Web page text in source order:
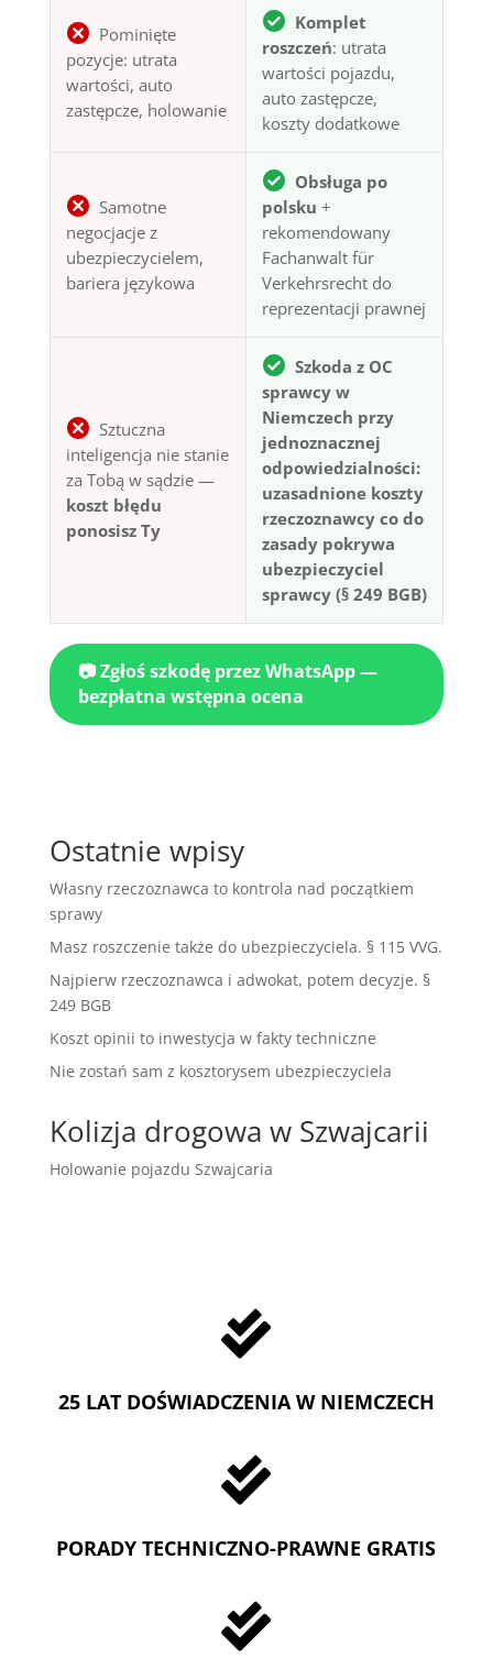
Pominięte
pozycje: utrata
wartości, auto
zastępcze, holowanie
Komplet
roszczeń: utrata
wartości pojazdu,
auto zastępcze,
koszty dodatkowe
Samotne
negocjacje z
ubezpieczycielem,
bariera językowa
Obsługa po
polsku +
rekomendowany
Fachanwalt für
Verkehrsrecht do
reprezentacji prawnej
Sztuczna
inteligencja nie stanie
za Tobą w sądzie —
koszt błędu
ponosisz Ty
Szkoda z OC
sprawcy w
Niemczech przy
jednoznacznej
odpowiedzialności:
uzasadnione koszty
rzeczoznawcy co do
zasady pokrywa
ubezpieczyciel
sprawcy (§ 249 BGB)
📷 Zgłoś szkodę przez WhatsApp —
bezpłatna wstępna ocena
Ostatnie wpisy
Własny rzeczoznawca to kontrola nad początkiem
sprawy
Masz roszczenie także do ubezpieczyciela. § 115 VVG.
Najpierw rzeczoznawca i adwokat, potem decyzje. §
249 BGB
Koszt opinii to inwestycja w fakty techniczne
Nie zostań sam z kosztorysem ubezpieczyciela
Kolizja drogowa w Szwajcarii
Holowanie pojazdu Szwajcaria

25 LAT DOŚWIADCZENIA W NIEMCZECH

PORADY TECHNICZNO-PRAWNE GRATIS
